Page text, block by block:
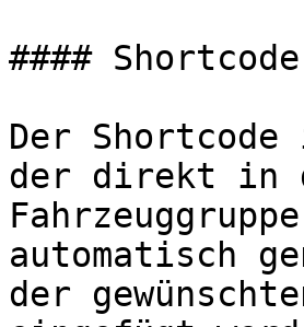
#### Shortcode
Der
der direkt in
automatisch
der